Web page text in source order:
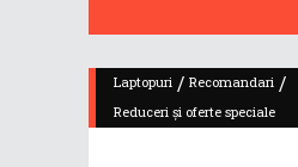
Laptopuri / Recomandari /
Reduceri și oferte speciale